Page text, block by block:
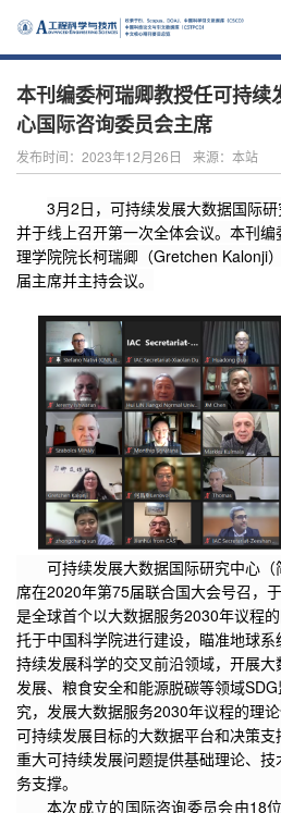
本刊编委柯瑞卿教授任可持续
心国际咨询委员会主席
发布时间：2023年12月26日 来源：本站
3月2日，可持续发展大数据国际
并于线上召开第一次全体会议。 本刊编
理学院院长柯瑞卿（Gretchen Kalonji）
届主席并主持会议。
可持续发展大数据国际研究中心
席在2020年第75届联合国大会号召，
是全球首个以大数据服务2030年议程
托于中国科学院进行建设，瞄准地球
持续发展科学的交叉前沿领域，开展
发展、粮食安全和能源脱碳等领域
究，发展大数据服务2030年议程的理
可持续发展目标的大数据平台和决策
重大可持续发展问题提供基础理论、
务支撑。
本次成立的国际咨询委员会由18